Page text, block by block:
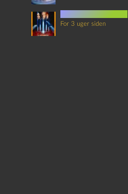
For 3 uger siden